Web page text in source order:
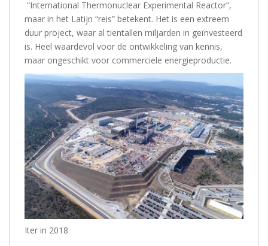
“International Thermonuclear Experimental Reactor”,
maar in het Latijn “reis” betekent. Het is een extreem
duur project, waar al tientallen miljarden in geïnvesteerd
is. Heel waardevol voor de ontwikkeling van kennis,
maar ongeschikt voor commerciele energieproductie.
Iter in 2018